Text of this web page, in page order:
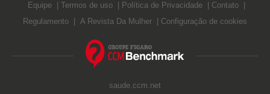
Equipe Termos de uso Política de Privacidade
Contato
Regulamento
A Revista Da Mulher Configuração de cookies
saude.ccm.net